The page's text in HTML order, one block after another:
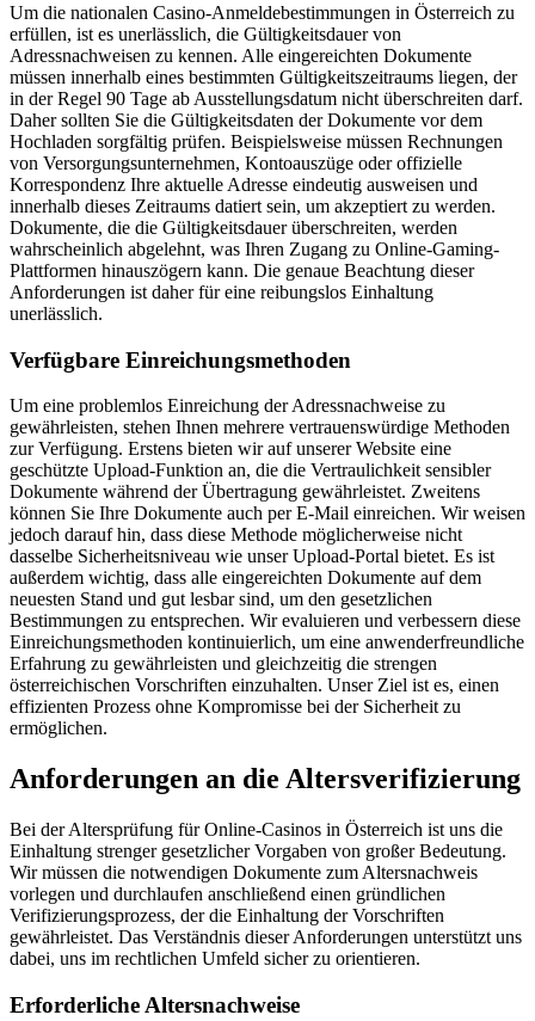
Um die nationalen Casino-Anmeldebestimmungen in Österreich zu
erfüllen, ist es unerlässlich, die Gültigkeitsdauer von
Adressnachweisen zu kennen. Alle eingereichten Dokumente
müssen innerhalb eines bestimmten Gültigkeitszeitraums liegen, der
in der Regel 90 Tage ab Ausstellungsdatum nicht überschreiten darf.
Daher sollten Sie die Gültigkeitsdaten der Dokumente vor dem
Hochladen sorgfältig prüfen. Beispielsweise müssen Rechnungen
von Versorgungsunternehmen, Kontoauszüge oder offizielle
Korrespondenz Ihre aktuelle Adresse eindeutig ausweisen und
innerhalb dieses Zeitraums datiert sein, um akzeptiert zu werden.
Dokumente, die die Gültigkeitsdauer überschreiten, werden
wahrscheinlich abgelehnt, was Ihren Zugang zu Online-Gaming-
Plattformen hinauszögern kann. Die genaue Beachtung dieser
Anforderungen ist daher für eine reibungslos Einhaltung
unerlässlich.
Verfügbare Einreichungsmethoden
Um eine problemlos Einreichung der Adressnachweise zu
gewährleisten, stehen Ihnen mehrere vertrauenswürdige Methoden
zur Verfügung. Erstens bieten wir auf unserer Website eine
geschützte Upload-Funktion an, die die Vertraulichkeit sensibler
Dokumente während der Übertragung gewährleistet. Zweitens
können Sie Ihre Dokumente auch per E-Mail einreichen. Wir weisen
jedoch darauf hin, dass diese Methode möglicherweise nicht
dasselbe Sicherheitsniveau wie unser Upload-Portal bietet. Es ist
außerdem wichtig, dass alle eingereichten Dokumente auf dem
neuesten Stand und gut lesbar sind, um den gesetzlichen
Bestimmungen zu entsprechen. Wir evaluieren und verbessern diese
Einreichungsmethoden kontinuierlich, um eine anwenderfreundliche
Erfahrung zu gewährleisten und gleichzeitig die strengen
österreichischen Vorschriften einzuhalten. Unser Ziel ist es, einen
effizienten Prozess ohne Kompromisse bei der Sicherheit zu
ermöglichen.
Anforderungen an die Altersverifizierung
Bei der Altersprüfung für Online-Casinos in Österreich ist uns die
Einhaltung strenger gesetzlicher Vorgaben von großer Bedeutung.
Wir müssen die notwendigen Dokumente zum Altersnachweis
vorlegen und durchlaufen anschließend einen gründlichen
Verifizierungsprozess, der die Einhaltung der Vorschriften
gewährleistet. Das Verständnis dieser Anforderungen unterstützt uns
dabei, uns im rechtlichen Umfeld sicher zu orientieren.
Erforderliche Altersnachweise